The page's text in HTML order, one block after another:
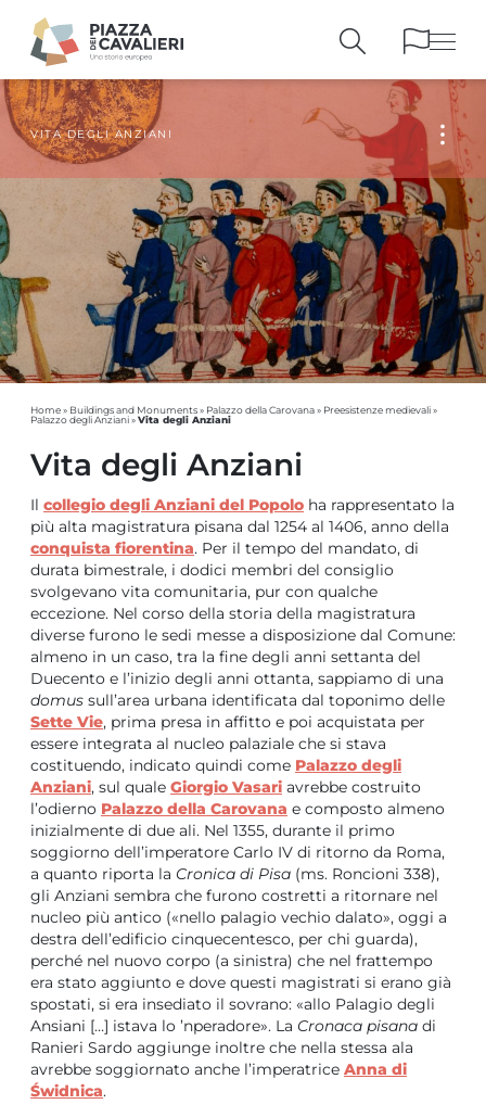
BUILDINGSAND MONUMENTS
THE PIAZZAOVER THE CENTURIES
PEOPLE ANDHISTORICAL ACCOUNTS
PUBLICATIONSAND REFERENCES
ITINERARIESAND BOOKINGS
VITA DEGLI ANZIANI
Home» Buildings and Monuments» Palazzo della Carovana» Preesistenze medievali»
Palazzo degli Anziani»Vita degli Anziani
Vita degli Anziani
Il collegio degli Anziani del Popolo ha rappresentato la
più alta magistratura pisana dal 1254 al 1406, anno della
conquista fiorentina. Per il tempo del mandato, di
durata bimestrale, i dodici membri del consiglio
svolgevano vita comunitaria, pur con qualche
eccezione. Nel corso della storia della magistratura
diverse furono le sedi messe a disposizione dal Comune:
almeno in un caso, tra la fine degli anni settanta del
Duecento e l’inizio degli anni ottanta, sappiamo di una
domus sull’area urbana identificata dal toponimo delle
Sette Vie, prima presa in affitto e poi acquistata per
essere integrata al nucleo palaziale che si stava
costituendo, indicato quindi come Palazzo degli
Anziani, sul quale Giorgio Vasari avrebbe costruito
l’odierno Palazzo della Carovana e composto almeno
inizialmente di due ali. Nel 1355, durante il primo
soggiorno dell’imperatore Carlo IV di ritorno da Roma,
a quanto riporta la Cronica di Pisa (ms. Roncioni 338),
gli Anziani sembra che furono costretti a ritornare nel
nucleo più antico («nello palagio vechio dalato», oggi a
destra dell’edificio cinquecentesco, per chi guarda),
perché nel nuovo corpo (a sinistra) che nel frattempo
era stato aggiunto e dove questi magistrati si erano già
spostati, si era insediato il sovrano: «allo Palagio degli
Ansiani […] istava lo ’nperadore». La Cronaca pisana di
Ranieri Sardo aggiunge inoltre che nella stessa ala
avrebbe soggiornato anche l’imperatrice Anna di
Świdnica.